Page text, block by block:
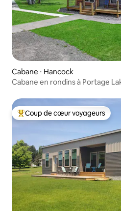
Cabane ⋅ Hancock
Cabane en rondins à Portage
Coups de cœur voyageurs les
Coup de cœur voyageurs